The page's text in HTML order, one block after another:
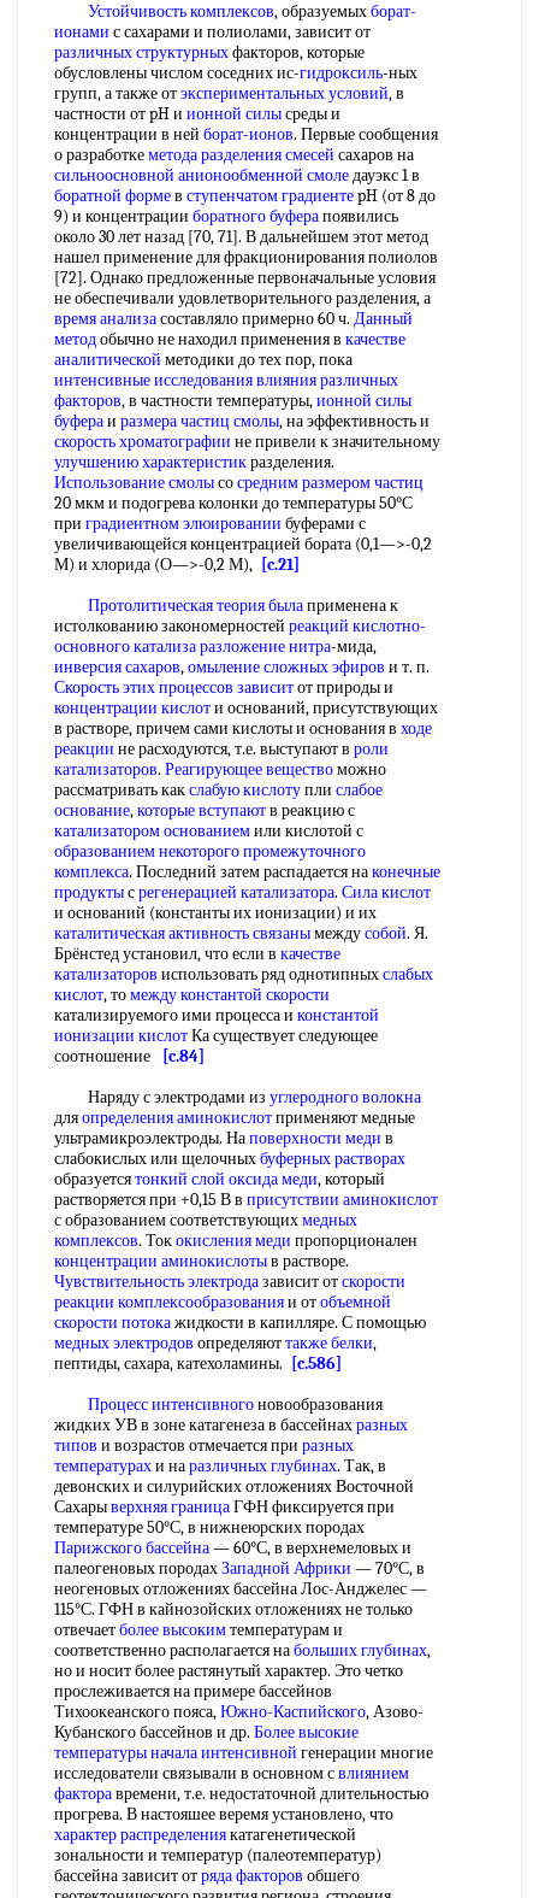
Устойчивость комплексов, образуемыхборат-
ионами с сахарами и полиолами, зависит от
различных структурныхфакторов, которые
обусловлены числом соседних ис-гидроксиль-ных
групп, а также отэкспериментальных условий, в
частности от pH и ионной силысреды и
концентрации в ней борат-ионов. Первые сообщения
о разработкеметода разделения смесей сахаров на
сильноосновной анионообменной смоледауэкс 1 в
боратной формев ступенчатом градиентеpH (от 8 до
9) и концентрации боратного буферапоявились
около 30 лет назад [70, 71]. В дальнейшем этот метод
нашел применение для фракционирования полиолов
[72]. Однако предложенные первоначальные условия
не обеспечивали удовлетворительного разделения, а
время анализасоставляло примерно 60 ч. Данный
методобычно не находил применения в качестве
аналитической методики до тех пор, пока
интенсивные исследованиявлияния различных
факторов, в частности температуры,ионной силы
буфераи размера частиц смолы, на эффективность и
скорость хроматографии не привели к значительному
улучшению характеристикразделения.
Использование смолысосредним размером частиц
20 мкм и подогрева колонки до температуры 50°С
при градиентном элюировании буферами с
увеличивающейся концентрацией бората (0,1—>-0,2
М) и хлорида (О—>-0,2 М), [c.21]
Протолитическая теориябылаприменена к
истолкованию закономерностей реакций кислотно-
основного катализаразложение нитра-мида,
инверсия сахаров,омыление сложных эфиров и т. п.
Скорость этихпроцессов зависитот природы и
концентрации кислоти оснований, присутствующих
в растворе, причем сами кислоты и основания в ходе
реакции не расходуются, т.е. выступают в роли
катализаторов. Реагирующее веществоможно
рассматривать какслабую кислотупли слабое
основание,которые вступаютв реакцию с
катализатором основаниемили кислотой с
образованием некоторогопромежуточного
комплекса. Последний затем распадается наконечные
продуктысрегенерацией катализатора. Сила кислот
и оснований (константы их ионизации) и их
каталитическая активность связанымеждусобой. Я.
Брёнстед установил, что если в качестве
катализаторов использовать ряд однотипныхслабых
кислот, томежду константой скорости
катализируемого ими процесса и константой
ионизации кислотКа существует следующее
соотношение
[c.84]
Наряду с электродами из углеродного волокна
дляопределения аминокислотприменяют медные
ультрамикроэлектроды. Наповерхности меди в
слабокислых или щелочныхбуферных растворах
образуетсятонкий слой оксида меди, который
растворяется при +0,15 В в присутствии аминокислот
с образованием соответствующихмедных
комплексов. Тококисления меди пропорционален
концентрации аминокислотыв растворе.
Чувствительность электродазависит отскорости
реакции комплексообразованияи отобъемной
скорости потокажидкости в капилляре. С помощью
медных электродов определяюттакже белки,
пептиды, сахара, катехоламины.
[c.586]
Процесс интенсивногоновообразования
жидких УВ в зоне катагенеза в бассейнахразных
типов и возрастов отмечается при разных
температурахи наразличных глубинах. Так, в
девонских и силурийских отложениях Восточной
Сахарыверхняя границаГФН фиксируется при
температуре 50°С, в нижнеюрских породах
Парижского бассейна— 60°С, в верхнемеловых и
палеогеновых породахЗападной Африки — 70°С, в
неогеновых отложениях бассейна Лос-Анджелес —
115°С. ГФН в кайнозойских отложениях не только
отвечаетболее высокимтемпературам и
соответственно располагается набольших глубинах,
но и носит более растянутый характер. Это четко
прослеживается на примере бассейнов
Тихоокеанского пояса,Южно-Каспийского, Азово-
Кубанского бассейнов и др. Более высокие
температуры начала интенсивной генерации многие
исследователи связывали в основном свлиянием
факторавремени, т.е. недостаточной длительностью
прогрева. В настояшее веремя установлено, что
характер распределениякатагенетической
зональности и температур (палеотемператур)
бассейна зависит отряда факторов обшего